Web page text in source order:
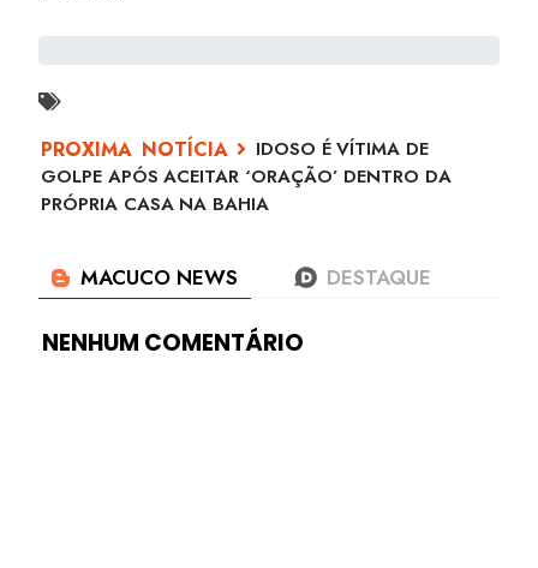
IDOSO É VÍTIMA DE
GOLPE APÓS ACEITAR ‘ORAÇÃO’ DENTRO DA
PRÓPRIA CASA NA BAHIA
NENHUM COMENTÁRIO